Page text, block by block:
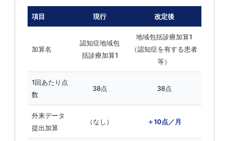
項目 現行 改定後
加算名
認知症地域包
括診療加算1
地域包括診療加算1
（認知症を有する患者
等）
1回あたり点
数
38点 38点
外来データ
提出加算
（なし） ＋10点／月